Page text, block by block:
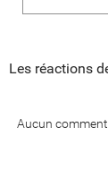
Les réactions
Aucun